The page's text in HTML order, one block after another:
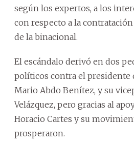
según los expertos, a los
con respecto a la
de la binacional.
El escándalo derivó en dos
políticos contra el presidente
Mario Abdo Benítez, y su
Velázquez, pero gracias al
Horacio Cartes y su
prosperaron.